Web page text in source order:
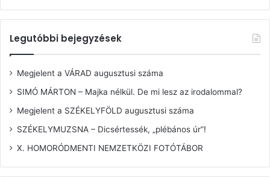
Legutóbbi bejegyzések
Megjelent a VÁRAD augusztusi száma
SIMÓ MÁRTON – Majka nélkül. De mi lesz az irodalommal?
Megjelent a SZÉKELYFÖLD augusztusi száma
SZÉKELYMUZSNA – Dicsértessék, „plébános úr”!
X. HOMORÓDMENTI NEMZETKÖZI FOTÓTÁBOR